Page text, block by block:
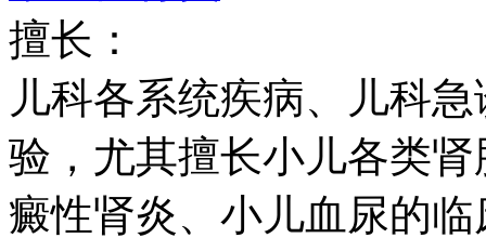
擅长：
儿科各系统疾病、儿科
验，尤其擅长小儿各类
癜性肾炎、小儿血尿的